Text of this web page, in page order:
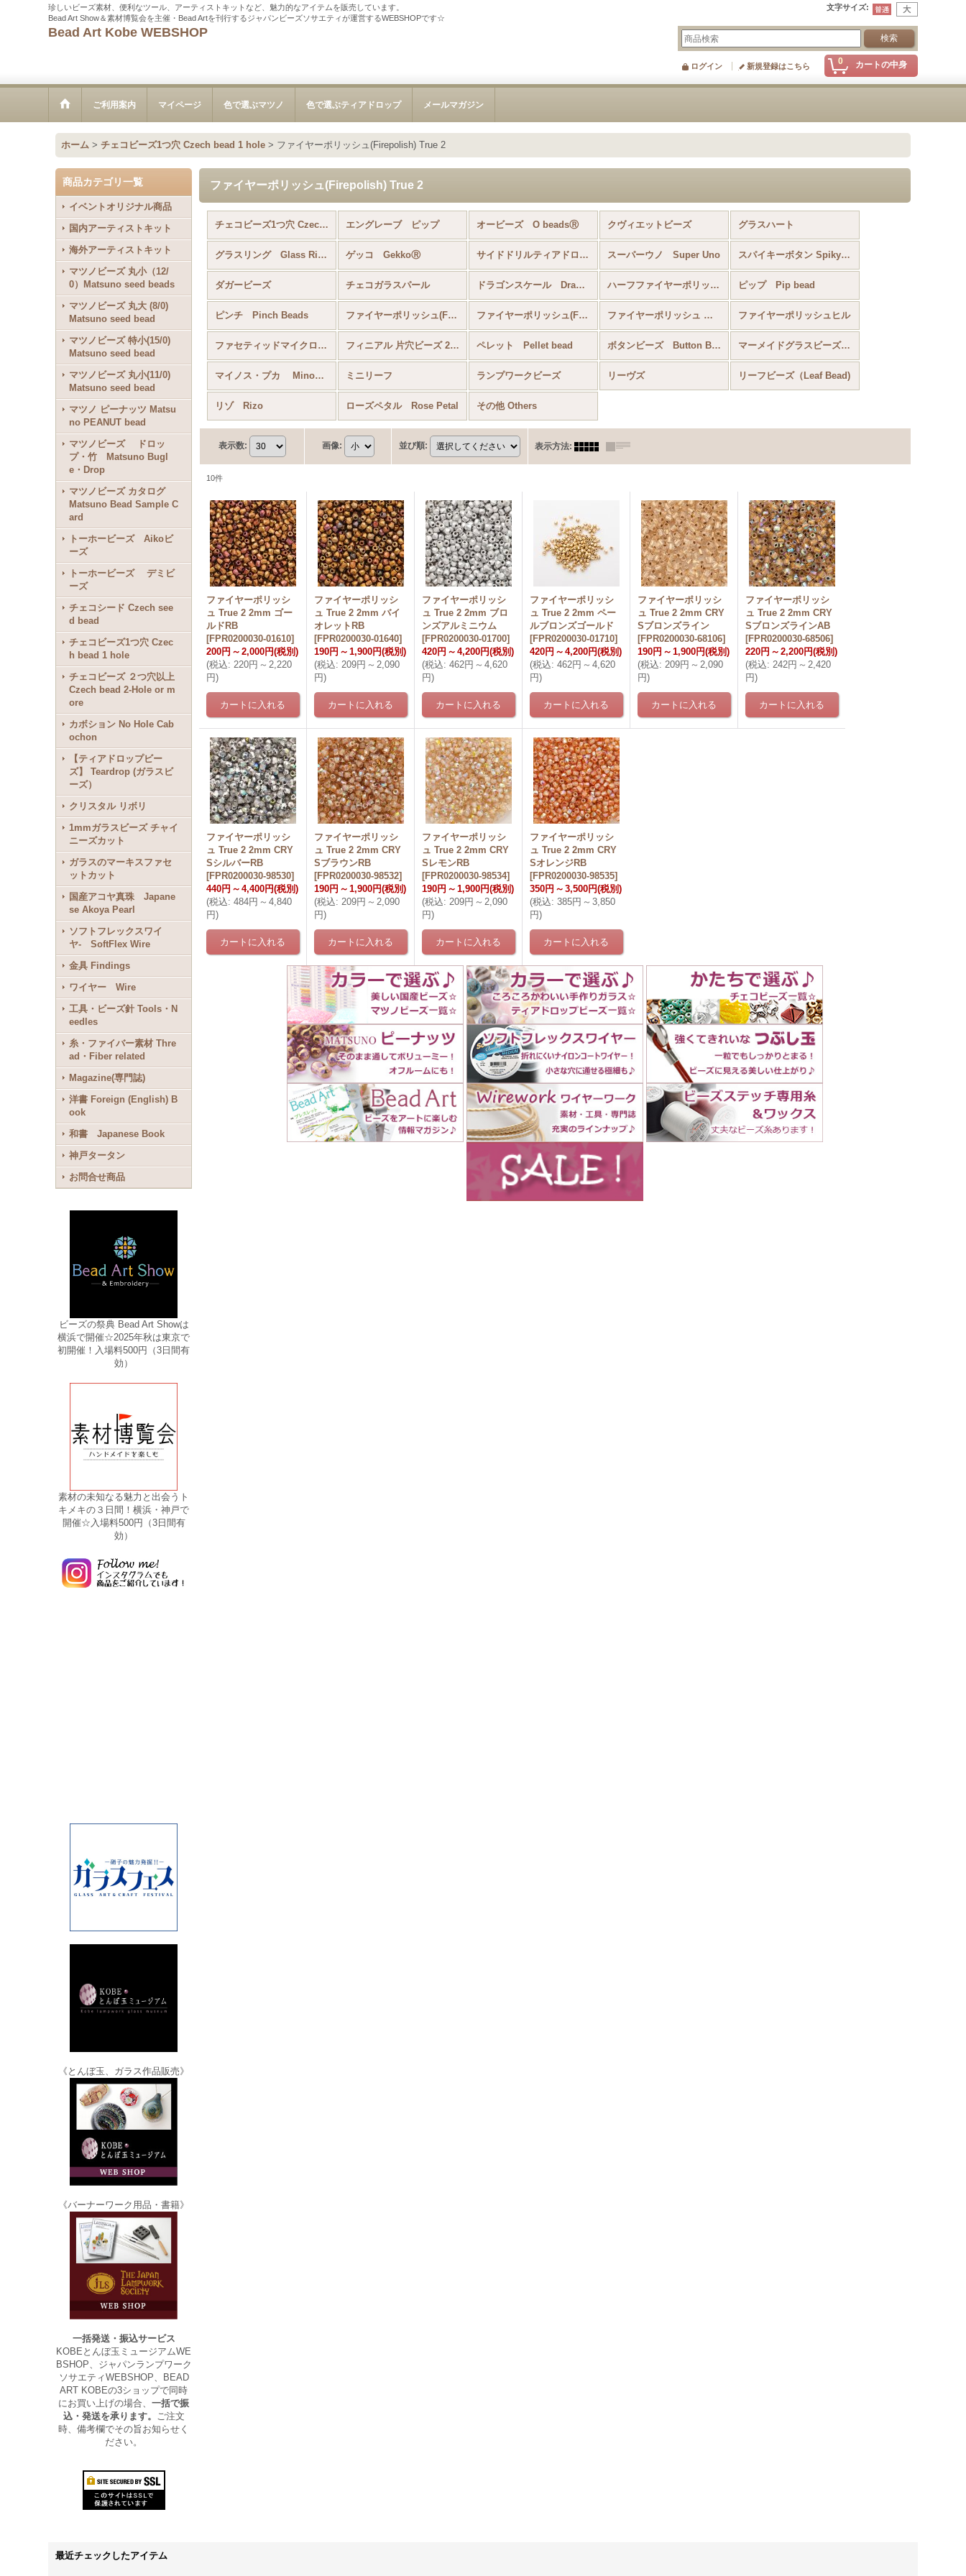
珍しいビーズ素材、便利なツール、アーティストキットなど、魅力的なアイテムを販売しています。
Bead Art Show＆素材博覧会を主催・Bead Artを刊行するジャパンビーズソサエティが運営するWEBSHOPです☆
文字サイズ:
Bead Art Kobe WEBSHOP
0 カートの中身
ログイン 新規登録はこちら
ご利用案内 マイページ 色で選ぶマツノ 色で選ぶティアドロップ メールマガジン
ホーム > チェコビーズ1つ穴 Czech bead 1 hole > ファイヤーポリッシュ(Firepolish) True 2
商品カテゴリ一覧
イベントオリジナル商品
国内アーティストキット
海外アーティストキット
マツノビーズ 丸小（12/
0）Matsuno seed beads
マツノビーズ 丸大 (8/0)
Matsuno seed bead
マツノビーズ 特小(15/0)
Matsuno seed bead
マツノビーズ 丸小(11/0)
Matsuno seed bead
マツノ ピーナッツ Matsu
no PEANUT bead
マツノビーズ ドロッ
プ・竹 Matsuno Bugl
e・Drop
マツノビーズ カタログ
Matsuno Bead Sample C
ard
トーホービーズ Aikoビ
ーズ
トーホービーズ デミビ
ーズ
チェコシード Czech see
d bead
チェコビーズ1つ穴 Czec
h bead 1 hole
チェコビーズ ２つ穴以上
Czech bead 2-Hole or m
ore
カボション No Hole Cab
ochon
【ティアドロップビー
ズ】 Teardrop (ガラスビ
ーズ）
クリスタル リボリ
1mmガラスビーズ チャイ
ニーズカット
ガラスのマーキスファセ
ットカット
国産アコヤ真珠 Japane
se Akoya Pearl
ソフトフレックスワイ
ヤ- SoftFlex Wire
金具 Findings
ワイヤー Wire
工具・ビーズ針 Tools・N
eedles
糸・ファイバー素材 Thre
ad・Fiber related
Magazine(専門誌)
洋書 Foreign (English) B
ook
和書 Japanese Book
神戸タータン
お問合せ商品
ビーズの祭典 Bead Art Showは
横浜で開催☆2025年秋は東京で
初開催！入場料500円（3日間有
効）
素材の未知なる魅力と出会うト
キメキの３日間！横浜・神戸で
開催☆入場料500円（3日間有
効）
《とんぼ玉、ガラス作品販売》
《バーナーワーク用品・書籍》
一括発送・振込サービス
KOBEとんぼ玉ミュージアムWE
BSHOP、ジャパンランプワーク
ソサエティWEBSHOP、BEAD
ART KOBEの3ショップで同時
にお買い上げの場合、一括で振
込・発送を承ります。 ご注文
時、備考欄でその旨お知らせく
ださい。
ファイヤーポリッシュ(Firepolish) True 2
チェコビーズ1つ穴 Czech bead 1 hole (全商品) エングレーブ ピップ オービーズ O beadsⓇ クヴィエットビーズ グラスハート
グラスリング Glass Ring ゲッコ GekkoⓇ サイドドリルティアドロップ Side Drill Tear Drop 4x6 スーパーウノ Super Uno スパイキーボタン Spiky Button
ダガービーズ チェコガラスパール ドラゴンスケール Dragon Scale ハーフファイヤーポリッシュカボション ピップ Pip bead
ピンチ Pinch Beads ファイヤーポリッシュ(Firepolish) 2mm 3mm 4mm 6mm ファイヤーポリッシュ(Firepolish) True 2 ファイヤーポリッシュ ドーナツ ファイヤーポリッシュヒル
ファセティッドマイクロスペーサー フィニアル 片穴ビーズ 2mm ペレット Pellet bead ボタンビーズ Button BeadⓇ マーメイドグラスビーズ Mermaid Glass Bead
マイノス・プカ Minos® Par Puca® ミニリーフ ランプワークビーズ リーヴズ リーフビーズ（Leaf Bead)
リゾ Rizo ローズペタル Rose Petal その他 Others
表示数: 画像: 並び順: 表示方法:
10件
ファイヤーポリッシ
ュ True 2 2mm ゴー
ルドRB
[FPR0200030-01610]
200円 ～ 2,000円(税別)
(税込: 220円 ～ 2,220
円)
ファイヤーポリッシ
ュ True 2 2mm バイ
オレットRB
[FPR0200030-01640]
190円 ～ 1,900円(税別)
(税込: 209円 ～ 2,090
円)
ファイヤーポリッシ
ュ True 2 2mm ブロ
ンズアルミニウム
[FPR0200030-01700]
420円 ～ 4,200円(税別)
(税込: 462円 ～ 4,620
円)
ファイヤーポリッシ
ュ True 2 2mm ペー
ルブロンズゴールド
[FPR0200030-01710]
420円 ～ 4,200円(税別)
(税込: 462円 ～ 4,620
円)
ファイヤーポリッシ
ュ True 2 2mm CRY
Sブロンズライン
[FPR0200030-68106]
190円 ～ 1,900円(税別)
(税込: 209円 ～ 2,090
円)
ファイヤーポリッシ
ュ True 2 2mm CRY
SブロンズラインAB
[FPR0200030-68506]
220円 ～ 2,200円(税別)
(税込: 242円 ～ 2,420
円)
ファイヤーポリッシ
ュ True 2 2mm CRY
SシルバーRB
[FPR0200030-98530]
440円 ～ 4,400円(税別)
(税込: 484円 ～ 4,840
円)
ファイヤーポリッシ
ュ True 2 2mm CRY
SブラウンRB
[FPR0200030-98532]
190円 ～ 1,900円(税別)
(税込: 209円 ～ 2,090
円)
ファイヤーポリッシ
ュ True 2 2mm CRY
SレモンRB
[FPR0200030-98534]
190円 ～ 1,900円(税別)
(税込: 209円 ～ 2,090
円)
ファイヤーポリッシ
ュ True 2 2mm CRY
SオレンジRB
[FPR0200030-98535]
350円 ～ 3,500円(税別)
(税込: 385円 ～ 3,850
円)
最近チェックしたアイテム